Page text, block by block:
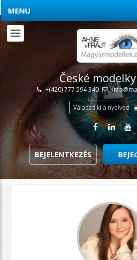
České
+(420) 777 594 340
Válaszd ki a nyelved
BEJELENTKEZÉS